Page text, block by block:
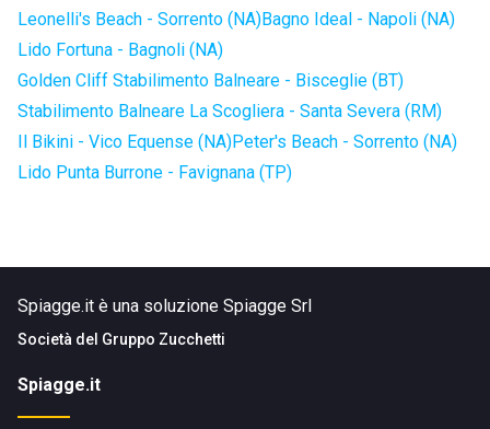
Leonelli's Beach - Sorrento (NA)Bagno Ideal - Napoli (NA)
Lido Fortuna - Bagnoli (NA)
Golden Cliff Stabilimento Balneare - Bisceglie (BT)
Stabilimento Balneare La Scogliera - Santa Severa (RM)
Il Bikini - Vico Equense (NA)Peter's Beach - Sorrento (NA)
Lido Punta Burrone - Favignana (TP)
Spiagge.it è una soluzione Spiagge Srl
Società del Gruppo Zucchetti
Spiagge.it